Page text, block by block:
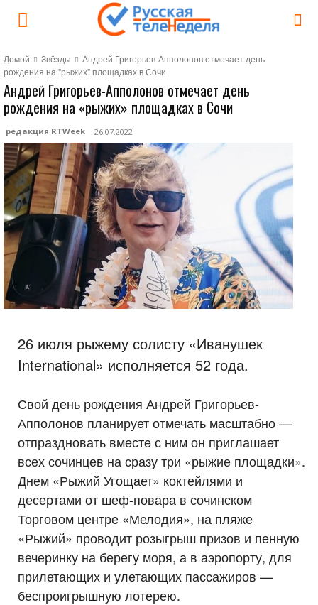
Домой Звёзды
Андрей Григорьев-Апполонов отмечает день
рождения на "рыжих" площадках в Сочи
Андрей Григорьев-Апполонов отмечает день
рождения на «рыжих» площадках в Сочи
редакция RTWeek 26.07.2022
26 июля рыжему солисту «Иванушек
International» исполняется 52 года.
Свой день рождения Андрей Григорьев-
Апполонов планирует отмечать масштабно —
отпраздновать вместе с ним он приглашает
всех сочинцев на сразу три «рыжие площадки».
Днем «Рыжий Угощает» коктейлями и
десертами от шеф-повара в сочинском
Торговом центре «Мелодия», на пляже
«Рыжий» проводит розыгрыш призов и пенную
вечеринку на берегу моря, а в аэропорту, для
прилетающих и улетающих пассажиров —
беспроигрышную лотерею.